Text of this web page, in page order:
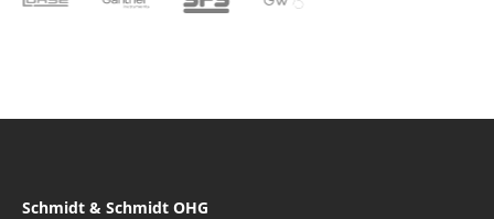
Schmidt & Schmidt OHG